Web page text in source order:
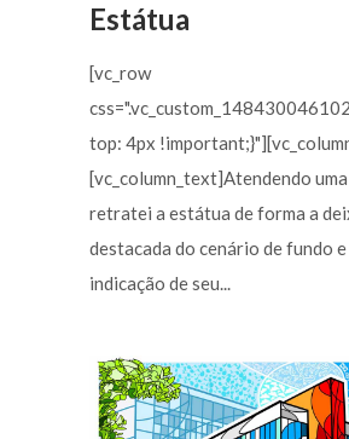
Estátua
[vc_row
top: 4px
[vc_column_text]Atendendo
retratei a estátua de forma a
destacada do cenário de fundo
indicação de seu...